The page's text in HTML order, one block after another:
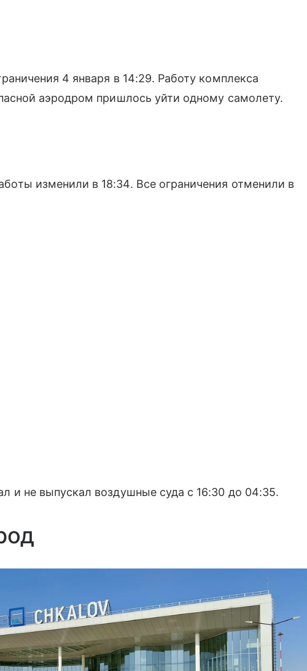
4 января в 14:29. Работу комплекса
аэродром пришлось уйти одному самолету.
изменили в 18:34. Все ограничения отменили в
и не выпускал воздушные суда с 16:30 до 04:35.